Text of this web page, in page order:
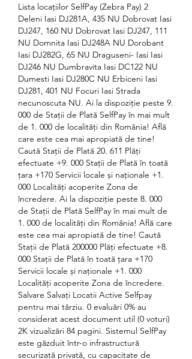
Lista locațiilor SelfPay (Zebra Pay) 2
Deleni Iasi DJ281A, 435 NU Dobrovat Iasi
DJ247, 160 NU Dobrovat Iasi DJ247, 111
NU Domnita Iasi DJ248A NU Dorobant
Iasi DJ282G, 65 NU Draguseni- Iasi Iasi
DJ246 NU Dumbravita Iasi DC122 NU
Dumesti Iasi DJ280C NU Erbiceni Iasi
DJ281, 401 NU Focuri Iasi Strada
necunoscuta NU. Ai la dispoziție peste 9.
000 de Stații de Plată SelfPay în mai mult
de 1. 000 de localități din România! Află
care este cea mai apropiată de tine!
Caută Stații de Plată 20. 611 Plăți
efectuate +9. 000 Stații de Plată în toată
țara +170 Servicii locale și naționale +1.
000 Localități acoperite Zona de
încredere. Ai la dispoziție peste 8. 000
de Stații de Plată SelfPay în mai mult de
1. 000 de localități din România! Află care
este cea mai apropiată de tine! Caută
Stații de Plată 200000 Plăți efectuate +8.
000 Stații de Plată în toată țara +170
Servicii locale și naționale +1. 000
Localități acoperite Zona de încredere.
Salvare Salvați Locatii Active Selfpay
pentru mai târziu. 0 evaluări 0% au
considerat acest document util (0 voturi)
2K vizualizări 84 pagini. Sistemul SelfPay
este găzduit într-o infrastructură
securizată privată, cu capacitate de